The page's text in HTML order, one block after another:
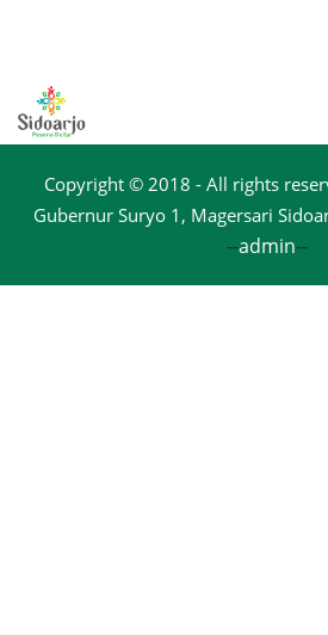
Copyright © 2018 - All rights
Gubernur Suryo 1, Magersari
--admin--